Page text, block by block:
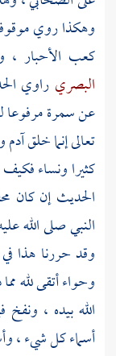
وهكذا روي
كعب الأحبار ،
البصري راوي
عنسمرةمرفوعا
تعالى إنما خلقآدم
كثيرا ونساء
الحديث إن كان
النبي صلى الله
وقد حررنا هذا
وحواءأتقى لله
الله بيده ،
أسماء كل شيء ،